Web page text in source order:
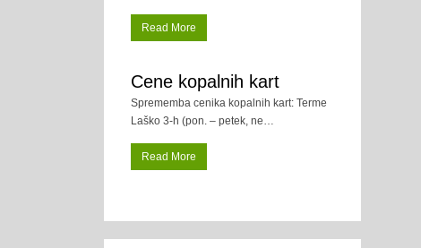
Read More
Cene kopalnih kart
Sprememba cenika kopalnih kart: Terme
Laško 3-h (pon. – petek, ne…
Read More